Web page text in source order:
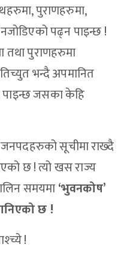
पुराणहरुमा,
पढ्न पाइन्छ !
तथा पुराणहरुमा
भन्दै अपमानित
जसका केहि
जनपदहरुको सूचीमा राख्दै
छ ! त्यो खस राज्य
समयमा‘भुवनकोष’
छ !
!